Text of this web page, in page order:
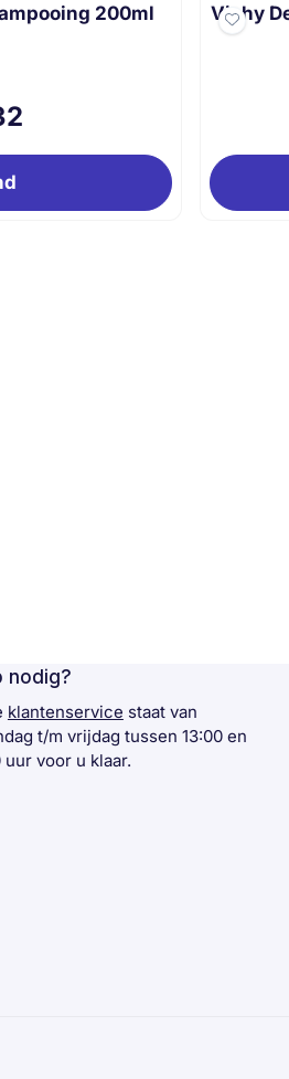
200ml
voor 22,32
Vichy
nodig?
klantenservice staat van
t/m vrijdag tussen 13:00 en
uur voor u klaar.